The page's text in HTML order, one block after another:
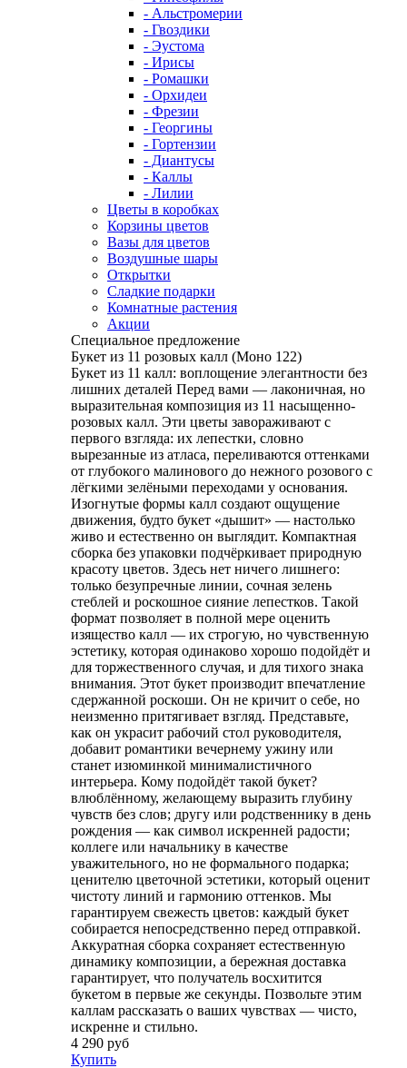
- Альстромерии
- Гвоздики
- Эустома
- Ирисы
- Ромашки
- Орхидеи
- Фрезии
- Георгины
- Гортензии
- Диантусы
- Каллы
- Лилии
Цветы в коробках
Корзины цветов
Вазы для цветов
Воздушные шары
Открытки
Сладкие подарки
Комнатные растения
Акции
Специальное предложение
Букет из 11 розовых калл (Моно 122)
Букет из 11 калл: воплощение элегантности без
лишних деталей Перед вами — лаконичная, но
выразительная композиция из 11 насыщенно-
розовых калл. Эти цветы завораживают с
первого взгляда: их лепестки, словно
вырезанные из атласа, переливаются оттенками
от глубокого малинового до нежного розового с
лёгкими зелёными переходами у основания.
Изогнутые формы калл создают ощущение
движения, будто букет «дышит» — настолько
живо и естественно он выглядит. Компактная
сборка без упаковки подчёркивает природную
красоту цветов. Здесь нет ничего лишнего:
только безупречные линии, сочная зелень
стеблей и роскошное сияние лепестков. Такой
формат позволяет в полной мере оценить
изящество калл — их строгую, но чувственную
эстетику, которая одинаково хорошо подойдёт и
для торжественного случая, и для тихого знака
внимания. Этот букет производит впечатление
сдержанной роскоши. Он не кричит о себе, но
неизменно притягивает взгляд. Представьте,
как он украсит рабочий стол руководителя,
добавит романтики вечернему ужину или
станет изюминкой минималистичного
интерьера. Кому подойдёт такой букет?
влюблённому, желающему выразить глубину
чувств без слов; другу или родственнику в день
рождения — как символ искренней радости;
коллеге или начальнику в качестве
уважительного, но не формального подарка;
ценителю цветочной эстетики, который оценит
чистоту линий и гармонию оттенков. Мы
гарантируем свежесть цветов: каждый букет
собирается непосредственно перед отправкой.
Аккуратная сборка сохраняет естественную
динамику композиции, а бережная доставка
гарантирует, что получатель восхитится
букетом в первые же секунды. Позвольте этим
каллам рассказать о ваших чувствах — чисто,
искренне и стильно.
4 290 руб
Купить